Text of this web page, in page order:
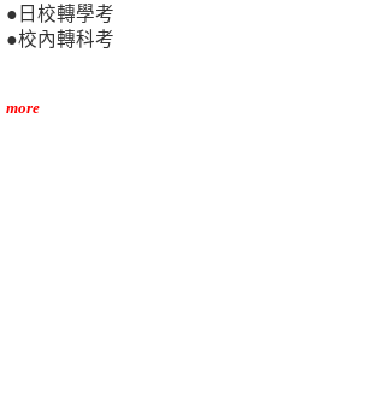
●日校轉學考
●校內轉科考
more